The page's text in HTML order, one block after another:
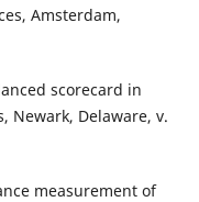
Amsterdam,
scorecard in
Newark, Delaware, v.
measurement of